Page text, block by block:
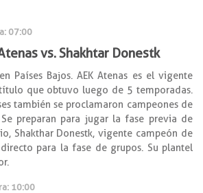
07:00
vs. Shakhtar Donestk
Países Bajos. AEK Atenas es el vigente
que obtuvo luego de 5 temporadas.
también se proclamaron campeones de
preparan para jugar la fase previa de
Shakthar Donestk, vigente campeón de
para la fase de grupos. Su plantel
10:00